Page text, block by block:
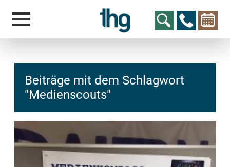
ed.ne
kalsn
id-gh
t@elu
hcs
Beiträge mit dem Schlagwort
"Medienscouts"